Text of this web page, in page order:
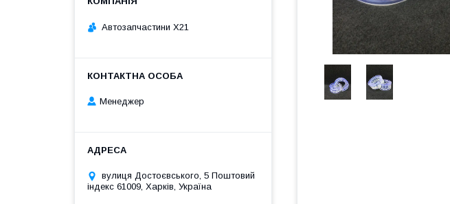
Автозапчастини X21
Менеджер
вулиця Достоєвського, 5 Поштовий
індекс 61009, Харків, Україна